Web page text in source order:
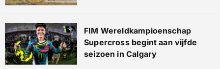
FIM Wereldkampioenschap
Supercross begint aan vijfde
seizoen in Calgary